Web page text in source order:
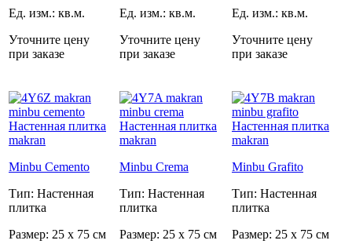
Ед. изм.: кв.м.
Уточните цену
при заказе
Ед. изм.: кв.м.
Уточните цену
при заказе
Ед. изм.: кв.м.
Уточните цену
при заказе
Minbu Cemento
Тип: Настенная
плитка
Размер: 25 x 75 см
Minbu Crema
Тип: Настенная
плитка
Размер: 25 x 75 см
Minbu Grafito
Тип: Настенная
плитка
Размер: 25 x 75 см